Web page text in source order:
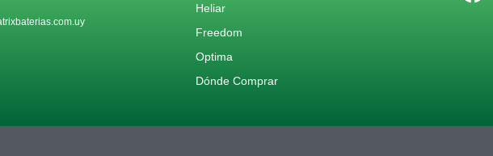
Heliar
Freedom
Optima
Dónde Comprar